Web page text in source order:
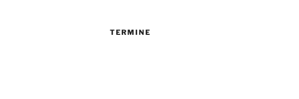
TERMINE